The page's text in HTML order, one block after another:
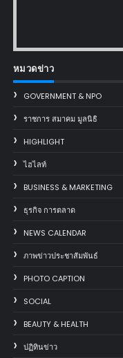
หมวดข่าว
GOVERNMENT & NPO
ราชการ สมาคม มูลนิธิ
HIGHLIGHT
ไฮไลท์
BUSINESS & MARKETING
ธุรกิจ การตลาด
NEWS CALENDAR
ภาพข่าวประชาสัมพันธ์
PHOTO CAPTION
SOCIAL
BEAUTY & HEALTH
ปฏิทินข่าว